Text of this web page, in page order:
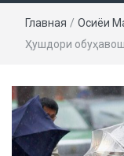
Главная / Осиёи
Ҳушдори